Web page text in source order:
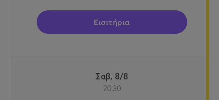
Εισιτήρια
Σαβ, 8/8
20:30